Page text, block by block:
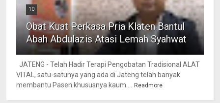
10
Obat Kuat Perkasa Pria Klaten Bantul
Abah Abdulazis Atasi Lemah Syahwat
JATENG - Telah Hadir Terapi Pengobatan Tradisional ALAT
VITAL, satu-satunya yang ada di Jateng telah banyak
membantu Pasen khususnya kaum ...
Readmore